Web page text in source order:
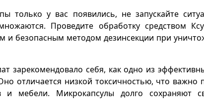
только у вас появились, не запускайте
Проведите обработку средством
и безопасным методом дезинсекции при
зарекомендовало себя, как одно из
отличается низкой токсичностью, что важно
и мебели. Микрокапсулы долго сохраняют